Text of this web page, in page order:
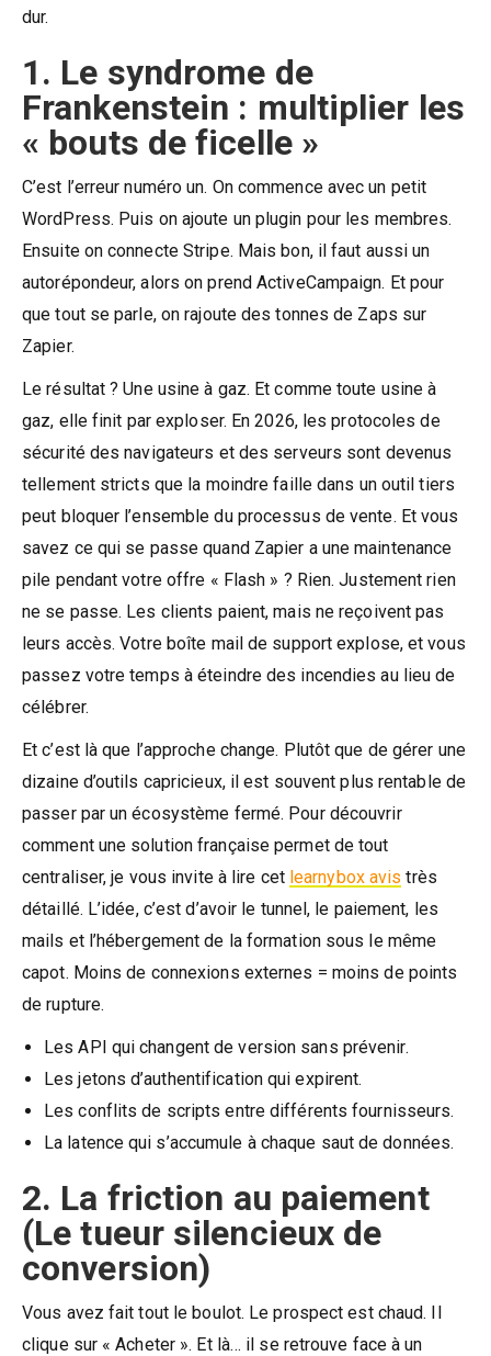
dur.
1. Le syndrome de
Frankenstein : multiplier les
« bouts de ficelle »
C’est l’erreur numéro un. On commence avec un petit
WordPress. Puis on ajoute un plugin pour les membres.
Ensuite on connecte Stripe. Mais bon, il faut aussi un
autorépondeur, alors on prend ActiveCampaign. Et pour
que tout se parle, on rajoute des tonnes de Zaps sur
Zapier.
Le résultat ? Une usine à gaz. Et comme toute usine à
gaz, elle finit par exploser. En 2026, les protocoles de
sécurité des navigateurs et des serveurs sont devenus
tellement stricts que la moindre faille dans un outil tiers
peut bloquer l’ensemble du processus de vente. Et vous
savez ce qui se passe quand Zapier a une maintenance
pile pendant votre offre « Flash » ? Rien. Justement rien
ne se passe. Les clients paient, mais ne reçoivent pas
leurs accès. Votre boîte mail de support explose, et vous
passez votre temps à éteindre des incendies au lieu de
célébrer.
Et c’est là que l’approche change. Plutôt que de gérer une
dizaine d’outils capricieux, il est souvent plus rentable de
passer par un écosystème fermé. Pour découvrir
comment une solution française permet de tout
centraliser, je vous invite à lire cet learnybox avis très
détaillé. L’idée, c’est d’avoir le tunnel, le paiement, les
mails et l’hébergement de la formation sous le même
capot. Moins de connexions externes = moins de points
de rupture.
Les API qui changent de version sans prévenir.
Les jetons d’authentification qui expirent.
Les conflits de scripts entre différents fournisseurs.
La latence qui s’accumule à chaque saut de données.
2. La friction au paiement
(Le tueur silencieux de
conversion)
Vous avez fait tout le boulot. Le prospect est chaud. Il
clique sur « Acheter ». Et là… il se retrouve face à un